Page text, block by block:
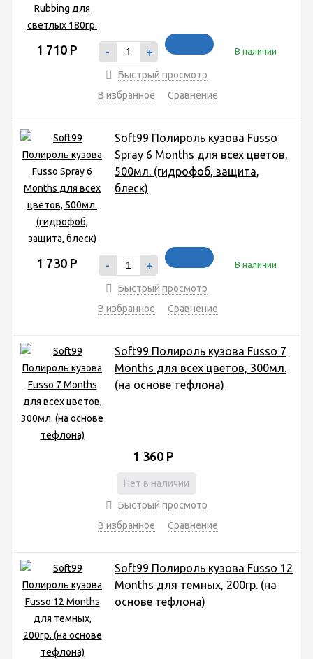
1 710 Р - + В наличии
Быстрый просмотр
В избранное
Сравнение
Soft99 Полироль кузова Fusso
Spray 6 Months для всех цветов,
500мл. (гидрофоб, защита,
блеск)
1 730 Р - + В наличии
Быстрый просмотр
В избранное
Сравнение
Soft99 Полироль кузова Fusso 7
Months для всех цветов, 300мл.
(на основе тефлона)
1 360 Р
Нет в наличии
Быстрый просмотр
В избранное
Сравнение
Soft99 Полироль кузова Fusso 12
Months для темных, 200гр. (на
основе тефлона)